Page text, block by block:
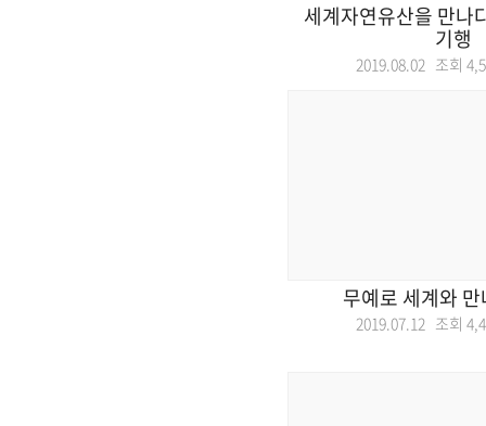
세계자연유산을 만나
기행
2019.08.02 조회
무예로 세계와
2019.07.12 조회